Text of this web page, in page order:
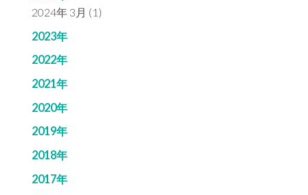
2024年 3月 (1)
2023年
2022年
2021年
2020年
2019年
2018年
2017年